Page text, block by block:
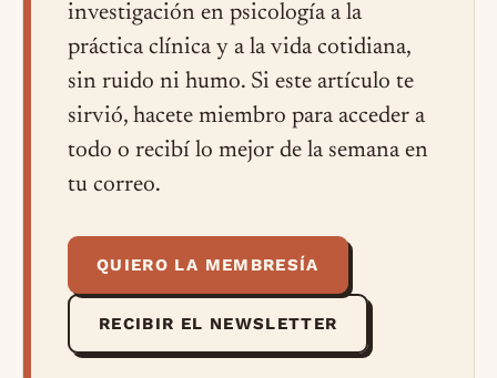
investigación en psicología a la
práctica clínica y a la vida cotidiana,
sin ruido ni humo. Si este artículo te
sirvió, hacete miembro para acceder a
todo o recibí lo mejor de la semana en
tu correo.
QUIERO LA MEMBRESÍA
RECIBIR EL NEWSLETTER